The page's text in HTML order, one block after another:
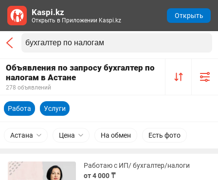
Объявления по запросу бухгалтер по
налогам в Астане
278 объявлений
Работа Услуги
Астана Цена На обмен Есть фото
Работаю с ИП/ бухгалтер/налоги
от 4 000 ₸
Kaspi.kz
Открыть в Приложении Kaspi.kz
Открыть